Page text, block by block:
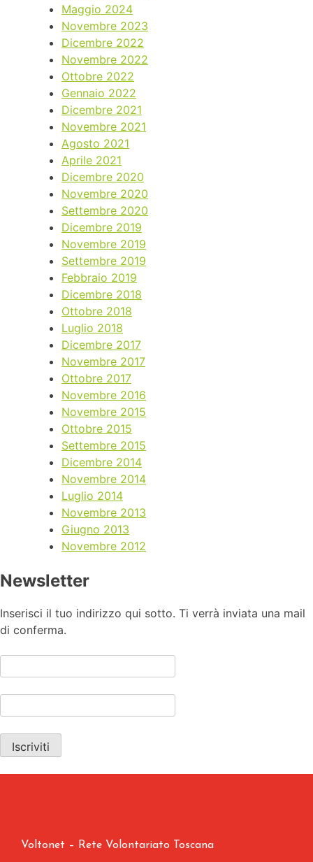
Maggio 2024
Novembre 2023
Dicembre 2022
Novembre 2022
Ottobre 2022
Gennaio 2022
Dicembre 2021
Novembre 2021
Agosto 2021
Aprile 2021
Dicembre 2020
Novembre 2020
Settembre 2020
Dicembre 2019
Novembre 2019
Settembre 2019
Febbraio 2019
Dicembre 2018
Ottobre 2018
Luglio 2018
Dicembre 2017
Novembre 2017
Ottobre 2017
Novembre 2016
Novembre 2015
Ottobre 2015
Settembre 2015
Dicembre 2014
Novembre 2014
Luglio 2014
Novembre 2013
Giugno 2013
Novembre 2012
Newsletter
Inserisci il tuo indirizzo qui sotto. Ti verrà inviata una mail
di conferma.
Voltonet – Rete Volontariato Toscana